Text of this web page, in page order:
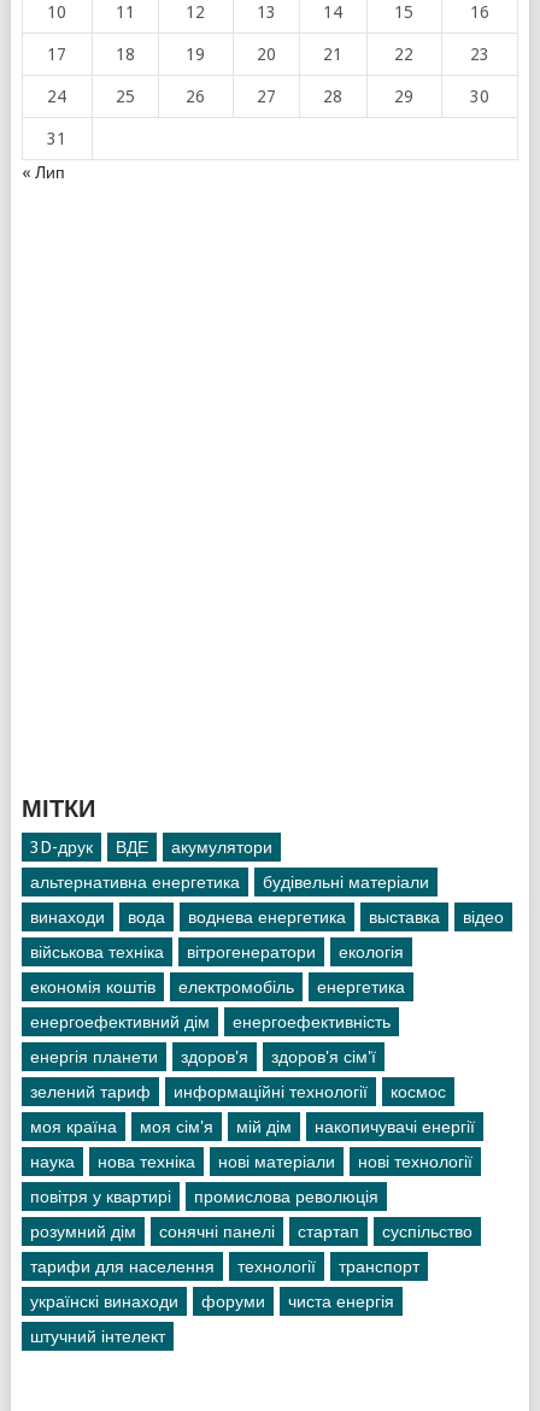
10 11 12 13 14 15 16
17 18 19 20 21 22 23
24 25 26 27 28 29 30
31
« Лип
МІТКИ
3D-друк ВДЕ
акумулятори
альтернативна енергетика
будівельні матеріали
винаходи
вода воднева енергетика выставка
відео
військова техніка
вітрогенератори
екологія
економія коштів
електромобіль
енергетика
енергоефективний дім
енергоефективність
енергія планети
здоров'я
здоров'я сім'ї
зелений тариф
информаційні технології
космос
моя країна
моя сім'я мій дім
накопичувачі енергії
наука
нова техніка нові матеріали
нові технології
повітря у квартирі
промислова революція
розумний дім
сонячні панелі стартап
суспільство
тарифи для населення
технології
транспорт
українскі винаходи
форуми
чиста енергія
штучний інтелект